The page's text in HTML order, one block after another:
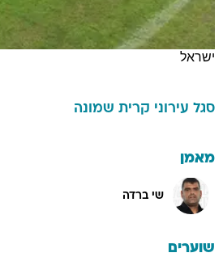
ישראל
סגל עירוני קרית שמונה
מאמן
שי ברדה
שוערים